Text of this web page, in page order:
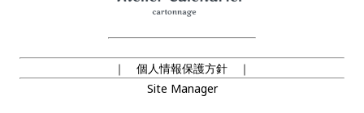
｜ 個人情報保護方針 ｜
Site Manager